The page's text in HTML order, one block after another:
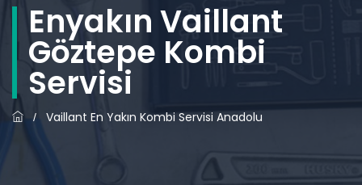
Enyakın Vaillant
Göztepe Kombi
Servisi
/ Vaillant En Yakın Kombi Servisi Anadolu